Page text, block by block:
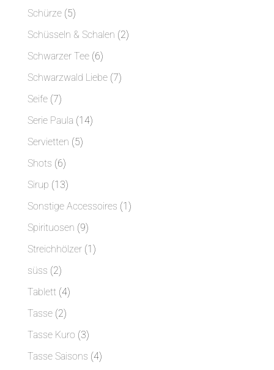
Schürze 55
Produkte
Schüsseln & Schalen 22
Schwarzer Tee 66
Produkte
Schwarzwald Liebe 77
Seife 77
Produkte
Serie Paula 1414
Servietten 55
Shots 66
Produkte
Sirup 1313
Produkte
Sonstige Accessoires 11
Spirituosen 99
Produkte
Streichhölzer 11
süss 22
Produkte
Tablett 44
Tasse 22
Produkte
Tasse Kuro 33
Produkte
Tasse Saisons 44